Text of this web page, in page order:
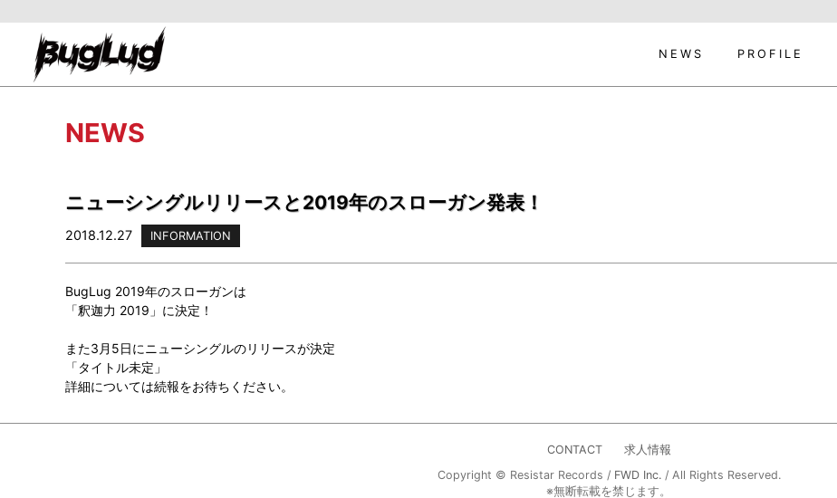
NEWS PROFILE
NEWS
ニューシングルリリースと2019年のスローガン発表！
2018.12.27 INFORMATION
BugLug 2019年のスローガンは
「釈迦力 2019」に決定！
また3月5日にニューシングルのリリースが決定
「タイトル未定」
詳細については続報をお待ちください。
CONTACT
求人情報
Copyright © Resistar Records / FWD Inc./ All Rights Reserved.
※無断転載を禁じます。